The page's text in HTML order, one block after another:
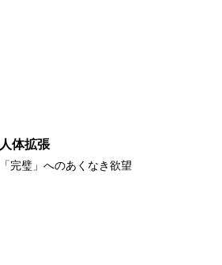
人体拡張
「完璧」へのあくなき欲望